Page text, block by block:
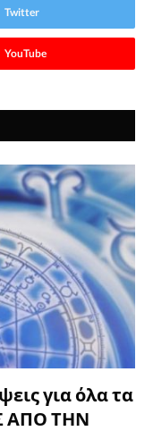
Twitter
YouTube
για όλα τα
ΑΠΟ ΤΗΝ